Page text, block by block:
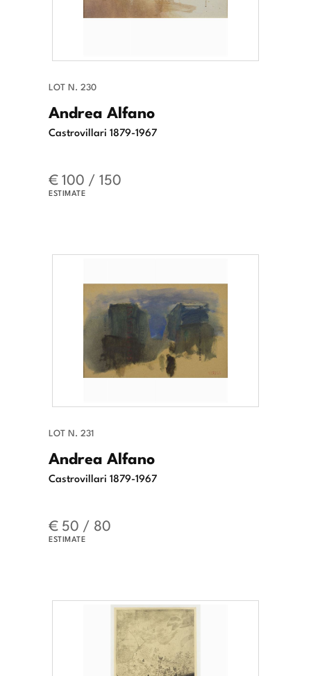
LOT N. 230
Andrea Alfano
Castrovillari 1879-1967
€ 100 / 150
ESTIMATE
LOT N. 231
Andrea Alfano
Castrovillari 1879-1967
€ 50 / 80
ESTIMATE